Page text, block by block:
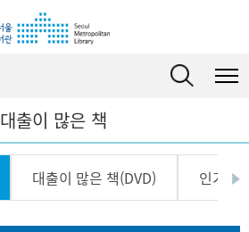
대출이 많은 책
대출이 많은 책(DVD) 인기 급